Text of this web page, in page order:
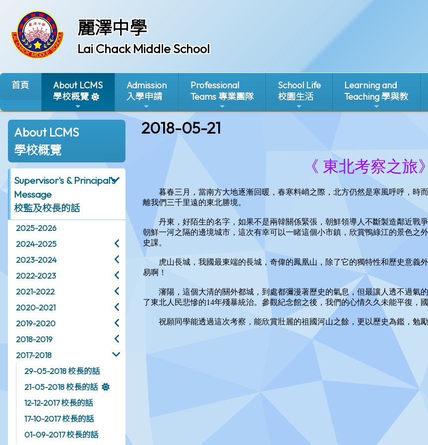
麗澤中學
Lai Chack Middle School
首頁
About LCMS
學校概覽
Admission
入學申請
Professional
Teams 專業團隊
School Life
校園生活
Learning and
Teaching 學與教
About LCMS
學校概覽
Supervisor's & Principal's
Message
校監及校長的話
2025-2026
2024-2025
2023-2024
2022-2023
2021-2022
2020-2021
2019-2020
2018-2019
2017-2018
29-05-2018 校長的話
21-05-2018 校長的話
12-12-2017 校長的話
17-10-2017 校長的話
01-09-2017 校長的話
2018-05-21